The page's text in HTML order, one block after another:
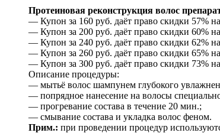
Протеиновая реконструкция волос
— Купон за 160 руб. даёт право скидки 57%
— Купон за 200 руб. даёт право скидки 60%
— Купон за 240 руб. даёт право скидки 62%
— Купон за 260 руб. даёт право скидки 65%
— Купон за 300 руб. даёт право скидки 73%
Описание процедуры:
— мытьё волос шампунем глубокого
— попрядное нанесение на волосы
— прогревание состава в течение 20 мин.;
— смывание состава и укладка волос феном.
Прим.: при проведении процедур